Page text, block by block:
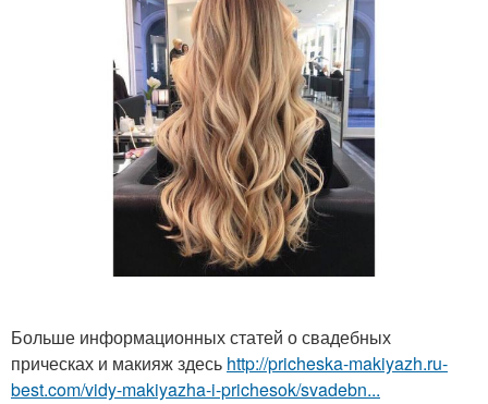
Больше информационных статей о свадебных
прическах и макияж здесь http://pricheska-makiyazh.ru-
best.com/vidy-makiyazha-i-prichesok/svadebn...